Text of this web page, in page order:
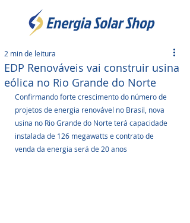
EDP Renováveis vai construir usina
eólica no Rio Grande do Norte
2 min de leitura
Confirmando forte crescimento do número de
projetos de energia renovável no Brasil, nova
usina no Rio Grande do Norte terá capacidade
instalada de 126 megawatts e contrato de
venda da energia será de 20 anos